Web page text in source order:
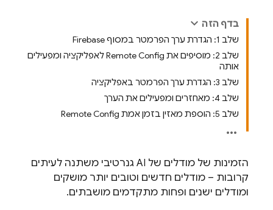
בדף הזה
שלב 1: הגדרת ערך הפרמטר במסוף Firebase
שלב 2: מוסיפים את Remote Config לאפליקציה ומפעילים
אותה
שלב 3: הגדרת ערך הפרמטר באפליקציה
שלב 4: מאחזרים ומפעילים את הערך
שלב 5: הוספת מאזין בזמן אמת Remote Config
הזמינות של מודלים של AI גנרטיבי משתנה לעיתים
קרובות – מודלים חדשים וטובים יותר מושקים
ומודלים ישנים ופחות מתקדמים מושבתים.